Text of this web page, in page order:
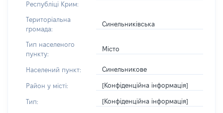
Республіці Крим:
Територіальна
громада:
Синельниківська
Тип населеного
пункту:
Місто
Населений пункт: Синельникове
Район у місті: [Конфіденційна інформація]
Тип: [Конфіденційна інформація]